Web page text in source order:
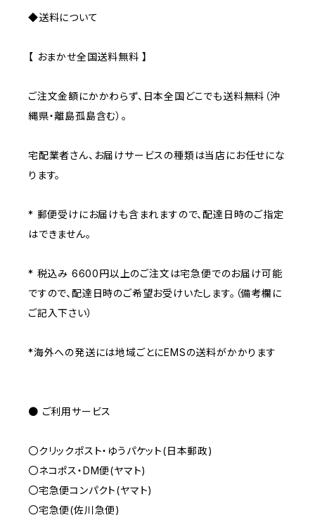
◆送料について
【 おまかせ全国送料無料 】
ご注文金額にかかわらず、日本全国どこでも送料無料（沖
縄県・離島孤島含む）。
宅配業者さん、お届けサービスの種類は当店にお任せにな
ります。
* 郵便受けにお届けも含まれますので、配達日時のご指定
はできません。
* 税込み 6600円以上のご注文は宅急便でのお届け可能
ですので、配達日時のご希望お受けいたします。（備考欄に
ご記入下さい）
*海外への発送には地域ごとにEMSの送料がかかります
● ご利用サービス
〇クリックポスト・ゆうパケット(日本郵政)
〇ネコポス・DM便(ヤマト)
〇宅急便コンパクト(ヤマト)
〇宅急便(佐川急便)